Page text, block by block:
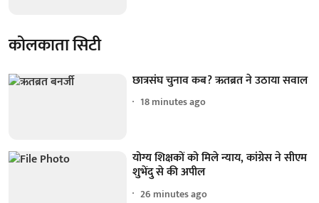
कोलकाता सिटी
छात्रसंघ चुनाव कब? ऋतब्रत ने उठाया सवाल
18 minutes ago
योग्य शिक्षकों को मिले न्याय, कांग्रेस ने सीएम
शुभेंदु से की अपील
26 minutes ago